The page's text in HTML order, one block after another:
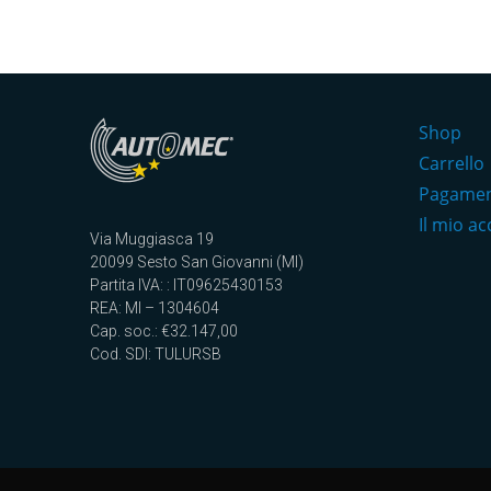
Via Muggiasca 19
20099 Sesto San Giovanni (MI)
Partita IVA: : IT09625430153
REA: MI – 1304604
Cap. soc.: €32.147,00
Cod. SDI: TULURSB
Shop
Carrello
Il mio